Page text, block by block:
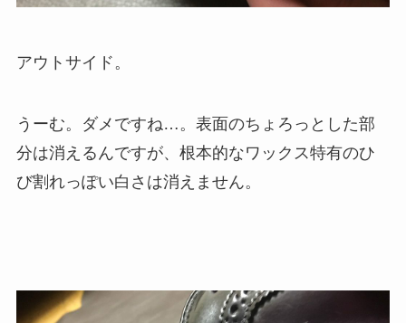
アウトサイド。
うーむ。ダメですね…。表面のちょろっとした部
分は消えるんですが、根本的なワックス特有のひ
び割れっぽい白さは消えません。